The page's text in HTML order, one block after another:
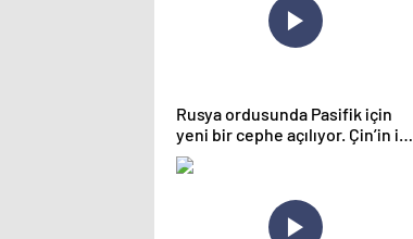
Rusya ordusunda Pasifik için
yeni bir cephe açılıyor. Çin’in ilk
tepkisi!